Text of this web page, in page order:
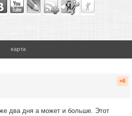
карта
+6
два дня а может и больше. Этот